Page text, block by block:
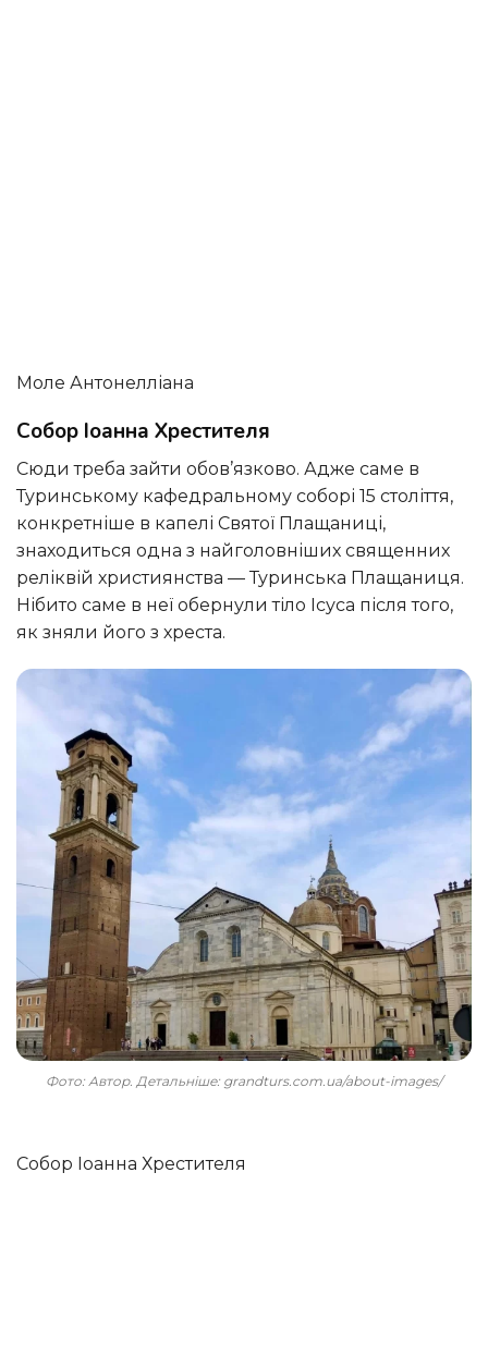
Моле Антонелліана
Собор Іоанна Хрестителя
Сюди треба зайти обов’язково. Адже саме в
Туринському кафедральному соборі 15 століття,
конкретніше в капелі Святої Плащаниці,
знаходиться одна з найголовніших священних
реліквій християнства — Туринська Плащаниця.
Нібито саме в неї обернули тіло Ісуса після того,
як зняли його з хреста.
Фото: Автор. Детальніше: grandturs.com.ua/about-images/
Собор Іоанна Хрестителя